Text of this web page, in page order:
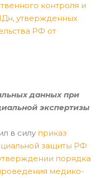
контроля и
утвержденных
РФ от
данных при
экспертизы
в силу приказ
защиты РФ
порядка
медико-